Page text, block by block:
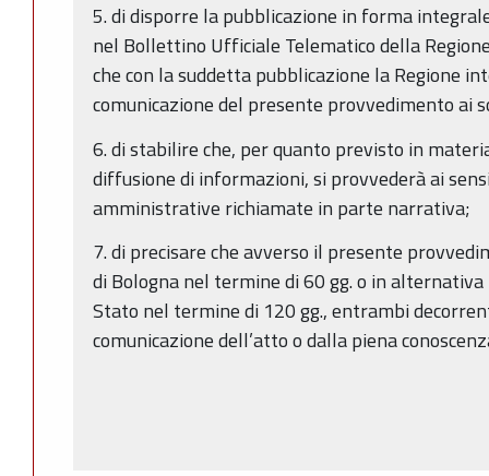
5. di disporre la pubblicazione in forma
nel Bollettino Ufficiale Telematico della
che con la suddetta pubblicazione la Regione
comunicazione del presente provvedimento ai
6. di stabilire che, per quanto previsto in
diffusione di informazioni, si provvederà ai
amministrative richiamate in parte narrativa;
7. di precisare che avverso il presente
di Bologna nel termine di 60 gg. o in
Stato nel termine di 120 gg., entrambi
comunicazione dell’atto o dalla piena